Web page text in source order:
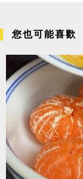
您也可能喜歡